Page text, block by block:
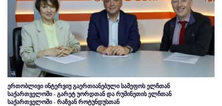
ერთობლივი ინტერვიუ გაერთიანებული სამეფოს ელჩთან
საქართველოში - გარეტ უორდთან და რუმინეთის ელჩთან
საქართველოში - რაზვან როტუნდუსთან